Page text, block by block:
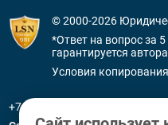
© 2000-2026
*Ответ на вопрос за
гарантируется
Условия
+7 (800) 505-91-11